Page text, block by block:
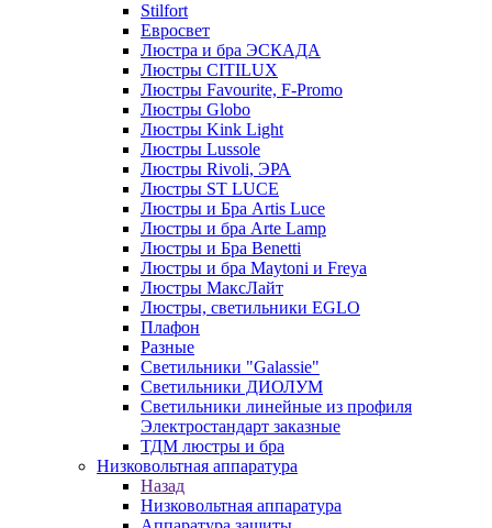
Stilfort
Евросвет
Люстра и бра ЭСКАДА
Люстры CITILUX
Люстры Favourite, F-Promo
Люстры Globo
Люстры Kink Light
Люстры Lussole
Люстры Rivoli, ЭРА
Люстры ST LUCE
Люстры и Бра Artis Luce
Люстры и бра Arte Lamp
Люстры и Бра Benetti
Люстры и бра Maytoni и Freya
Люстры МаксЛайт
Люстры, светильники EGLO
Плафон
Разные
Светильники "Galassie"
Светильники ДИОЛУМ
Светильники линейные из профиля
Электростандарт заказные
ТДМ люстры и бра
Низковольтная аппаратура
Назад
Низковольтная аппаратура